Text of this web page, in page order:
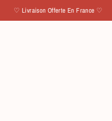
♡ Livraison Offerte En France ♡ ⭐